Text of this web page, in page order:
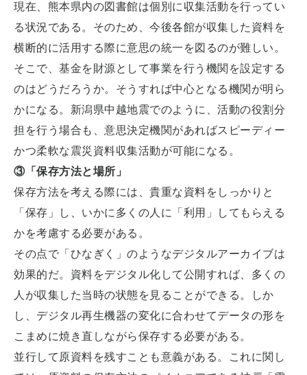
現在、熊本県内の図書館は個別に収集活動を行ってい
る状況である。そのため、今後各館が収集した資料を
横断的に活用する際に意思の統一を図るのが難しい。
そこで、基金を財源として事業を行う機関を設定する
のはどうだろうか。そうすれば中心となる機関が明ら
かになる。新潟県中越地震でのように、活動の役割分
担を行う場合も、意思決定機関があればスピーディー
かつ柔軟な震災資料収集活動が可能になる。
③「保存方法と場所」
保存方法を考える際には、貴重な資料をしっかりと
「保存」し、いかに多くの人に「利用」してもらえる
かを考慮する必要がある。
その点で「ひなぎく」のようなデジタルアーカイブは
効果的だ。資料をデジタル化して公開すれば、多くの
人が収集した当時の状態を見ることができる。しか
し、デジタル再生機器の変化に合わせてデータの形を
こまめに焼き直しながら保存する必要がある。
並行して原資料を残すことも意義がある。これに関し